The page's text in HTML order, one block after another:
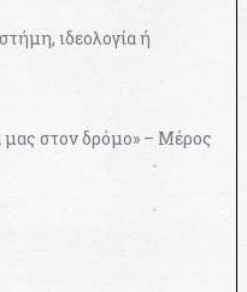
ιδεολογία ή
μας στον δρόμο» – Μέρος